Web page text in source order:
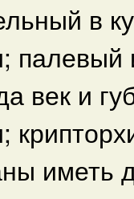
в
век и
иметь